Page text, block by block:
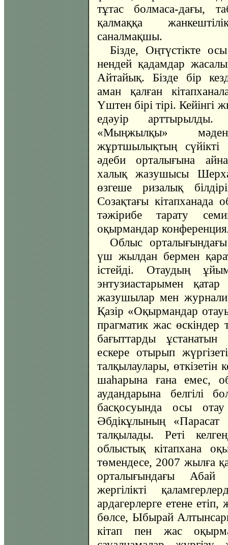
тұтас болмаса-дағы,
қалмаққа
саналмақшы.
Бізде, Оңтүстікте
нендей қадамдар
Айтайық. Бізде бір
аман қалған
Үштен бірі тірі.
едәуір
«Мыңжылқы»
жұртшылықтың
әдеби орталығына
халық жазушысы
өзгеше ризалық
Созақтағы кітапханада
тәжірибе тарату
оқырмандар
Облыс
үш жылдан бермен
істейді. Отаудың
энтузиастарымен
жазушылар мен
Қазір «Оқырмандар
прагматик жас өскіндер
бағыттарды
ескере отырып
талқылаулары,
шаһарына ғана емес,
аудандарына белгілі
басқосуында осы
Әбдікұлының
талқылады. Реті
облыстық кітапхана
төмендесе, 2007 жылға
орталығындағы Абай
жергілікті
ардагерлерге етене
бөлсе, Ыбырай
кітап пен жас